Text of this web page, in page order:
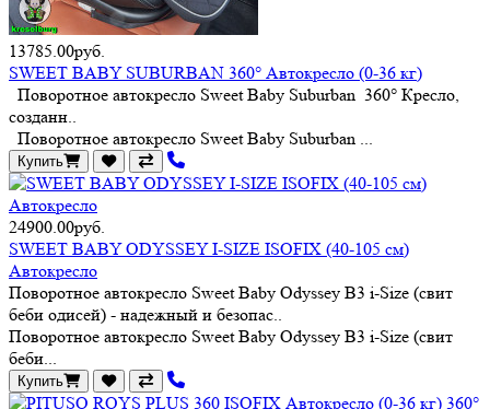
13785.00руб.
SWEET BABY SUBURBAN 360° Автокресло (0-36 кг)
Поворотное автокресло Sweet Baby Suburban 360° Кресло,
созданн..
Поворотное автокресло Sweet Baby Suburban ...
Купить
24900.00руб.
SWEET BABY ODYSSEY I-SIZE ISOFIX (40-105 см)
Автокресло
Поворотное автокресло Sweet Baby Odyssey B3 i-Size (свит
беби одисей) - надежный и безопас..
Поворотное автокресло Sweet Baby Odyssey B3 i-Size (свит
беби...
Купить